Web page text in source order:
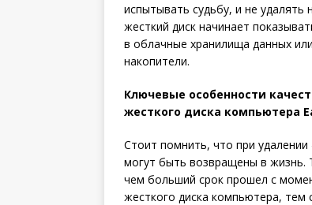
испытывать судьбу, и не
жесткий диск начинает
в облачные хранилища данных
накопители.
Ключевые особенности
жесткого диска компьютера
Стоит помнить, что при
могут быть возвращены в жизнь.
чем больший срок прошел с
жесткого диска компьютера, тем